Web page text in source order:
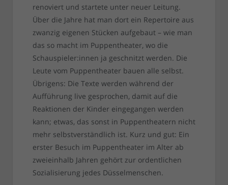
renoviert und startete unter neuer Leitung.
Über die Jahre hat man dort ein Repertoire aus
zwanzig eigenen Stücken aufgebaut – wie man
das so macht im Puppentheater, wo die
Schauspieler:innen ja geschnitzt werden. Die
Leute vom Puppentheater bauen alle selbst.
Übrigens: Die Texte werden während der
Aufführung live gesprochen, damit auf die
Reaktionen der Kinder eingegangen werden
kann; etwas, das sonst in Puppentheatern nicht
mehr selbstverständlich ist. Kurz und gut: Ein
erster Besuch im Puppentheater im Alter ab
zweieinhalb Jahren gehört zur ordentlichen
Sozialisierung jedes Düsselmenschen.